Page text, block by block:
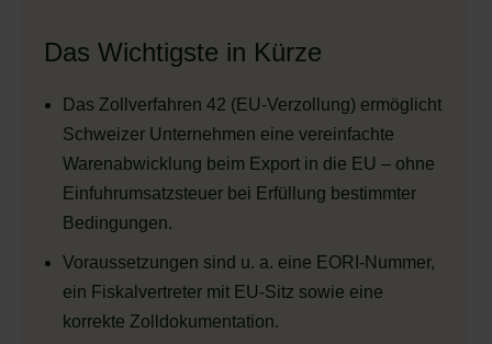
Das Wichtigste in Kürze
Das Zollverfahren 42 (EU-Verzollung) ermöglicht
Schweizer Unternehmen eine vereinfachte
Warenabwicklung beim Export in die EU – ohne
Einfuhrumsatzsteuer bei Erfüllung bestimmter
Bedingungen.
Voraussetzungen sind u. a. eine EORI-Nummer,
ein Fiskalvertreter mit EU-Sitz sowie eine
korrekte Zolldokumentation.